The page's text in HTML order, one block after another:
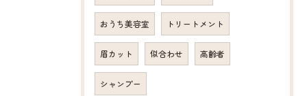
おうち美容室 トリートメント
眉カット 似合わせ 高齢者
シャンプー